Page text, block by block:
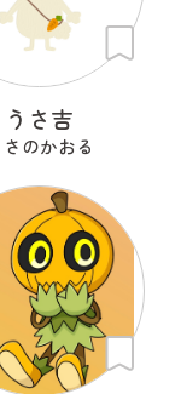
うさ吉
さのかおる